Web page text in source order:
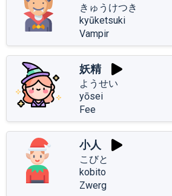
きゅうけつき
kyūketsuki
Vampir
妖精
ようせい
yōsei
Fee
小人
こびと
kobito
Zwerg